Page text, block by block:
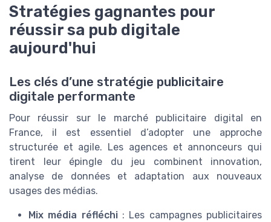
Stratégies gagnantes pour
réussir sa pub digitale
aujourd'hui
Les clés d’une stratégie publicitaire
digitale performante
Pour réussir sur le marché publicitaire digital en
France, il est essentiel d’adopter une approche
structurée et agile. Les agences et annonceurs qui
tirent leur épingle du jeu combinent innovation,
analyse de données et adaptation aux nouveaux
usages des médias.
Mix média réfléchi: Les campagnes publicitaires